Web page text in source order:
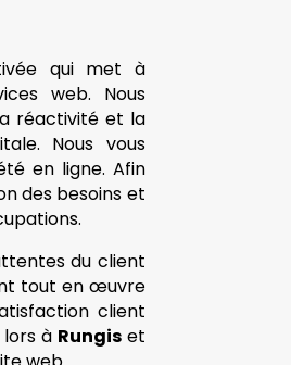
qui met à
web. Nous
réactivité et la
Nous vous
en ligne. Afin
des besoins et
du client
tout en œuvre
client
à Rungiset